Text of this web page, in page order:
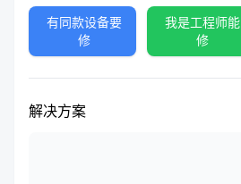
有同款设备要
修
我是工程师能
修
解决方案